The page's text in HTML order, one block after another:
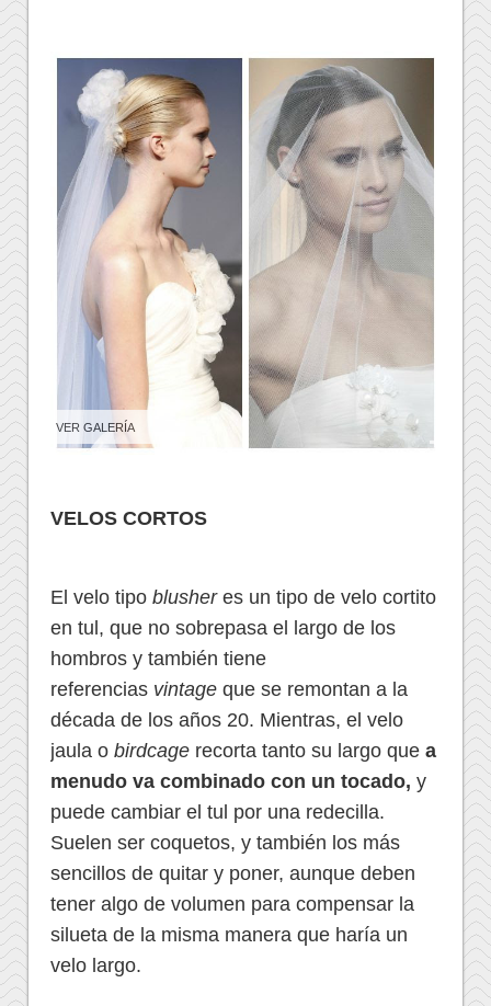
VER GALERÍA
VELOS CORTOS
El velo tipo blusheres un tipo de velo cortito
en tul, que no sobrepasa el largo de los
hombros y también tiene
referencias vintage que se remontan a la
década de los años 20. Mientras, el velo
jaula o birdcage recorta tanto su largo que a
menudo va combinado con un tocado, y
puede cambiar el tul por una redecilla.
Suelen ser coquetos, y también los más
sencillos de quitar y poner, aunque deben
tener algo de volumen para compensar la
silueta de la misma manera que haría un
velo largo.